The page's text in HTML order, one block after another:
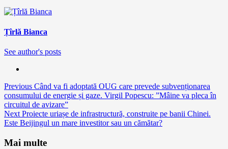
Țîrlă Bianca
See author's posts
Continue
Reading
Previous Când va fi adoptată OUG care prevede subvenționarea
consumului de energie și gaze. Virgil Popescu: ”Mâine va pleca în
circuitul de avizare”
Next Proiecte uriașe de infrastructură, construite pe banii Chinei.
Este Beijingul un mare investitor sau un cămătar?
Mai multe